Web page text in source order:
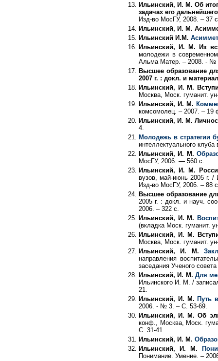
Ильинский, И. М. Об
задачах его
Изд-во МосГУ, 2008. – 37
Ильинский, И. М.
Ильинский И.М.
Ильинский, И. М. Из
молодежи в
Альма Матер. – 2008. - №
Высшее образование
2007 г. : докл. и
Ильинский, И. М.
Москва, Моск. гуманит.
Ильинский, И. М.
комсомолец. – 2007. – 19
Ильинский, И. М.
4.
Молодежь в стратегии
интеллектуального
Ильинский, И. М.
МосГУ, 2006. — 560 с.
Ильинский, И. М.
вузов, май-июнь 2005 г.
Изд-во МосГУ, 2006. – 88
Высшее образование
2005 г. : докл. и науч.
2006. – 322 с.
Ильинский, И. М.
(вкладка Моск. гуманит.
Ильинский, И. М.
Москва, Моск. гуманит.
Ильинский, И. М.
направления
заседания Ученого
Ильинский, И. М. Для
Ильинского И. М. /
21.
Ильинский, И. М. Путь
2006. - № 3. – С. 53-69.
Ильинский, И. М. Об
конф., Москва, Моск.
С. 31-41.
Ильинский, И. М.
Ильинский, И. М.
Понимание. Умение. –